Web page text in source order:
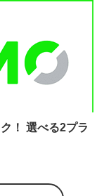
！ 選べる2プラ